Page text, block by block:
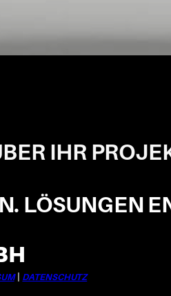
IHR
LÖSUNGEN
| DATENSCHUTZ